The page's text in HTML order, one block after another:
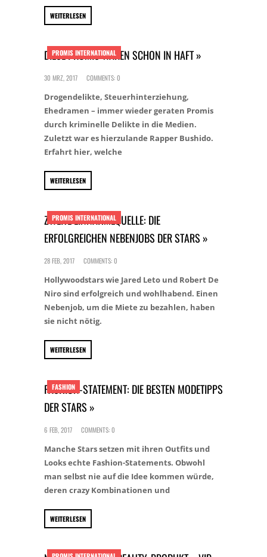
WEITERLESEN
DIESE PROMIS WAREN SCHON IN HAFT »
30 MRZ, 2017 COMMENTS: 0
PROMIS INTERNATIONAL
Drogendelikte, Steuerhinterziehung,
Ehedramen – immer wieder geraten Promis
durch kriminelle Delikte in die Medien.
Zuletzt war es hierzulande Rapper Bushido.
Erfahrt hier, welche
WEITERLESEN
ZWEITE EINNAHMEQUELLE: DIE
ERFOLGREICHEN NEBENJOBS DER STARS »
28 FEB, 2017 COMMENTS: 0
PROMIS INTERNATIONAL
Hollywoodstars wie Jared Leto und Robert De
Niro sind erfolgreich und wohlhabend. Einen
Nebenjob, um die Miete zu bezahlen, haben
sie nicht nötig.
WEITERLESEN
FASHION-STATEMENT: DIE BESTEN MODETIPPS
DER STARS »
6 FEB, 2017 COMMENTS: 0
FASHION
Manche Stars setzen mit ihren Outfits und
Looks echte Fashion-Statements. Obwohl
man selbst nie auf die Idee kommen würde,
deren crazy Kombinationen und
WEITERLESEN